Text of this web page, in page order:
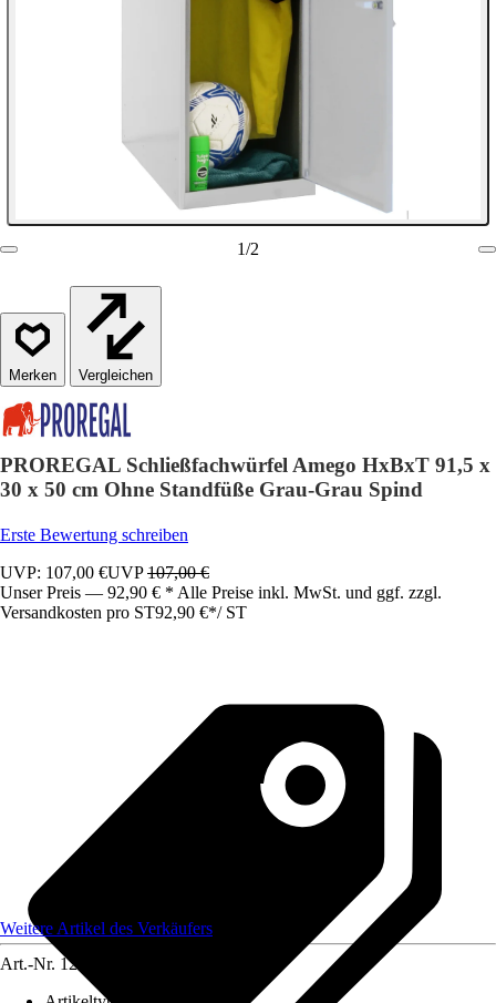
1/2
Vergleichen
PROREGAL Schließfachwürfel Amego HxBxT 91,5 x
30 x 50 cm Ohne Standfüße Grau-Grau Spind
Erste Bewertung schreiben
UVP: 107,00 €UVP107,00 €
Unser Preis — 92,90 € * Alle Preise inkl. MwSt. und ggf. zzgl.
Versandkosten pro ST92,90 €*/ ST
Weitere Artikel des Verkäufers
Art.-Nr. 12583623